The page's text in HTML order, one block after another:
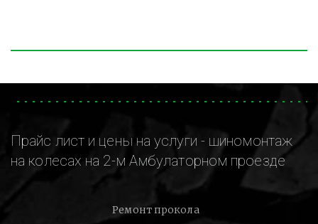
Прайс лист и цены на услуги - шиномонтаж
на колесах на 2-м Амбулаторном проезде
Ремонт прокола